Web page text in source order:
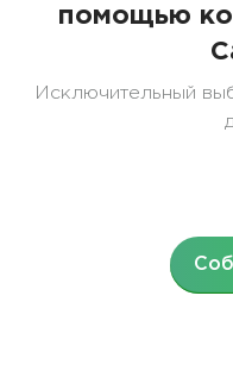
помощью
Исключительный